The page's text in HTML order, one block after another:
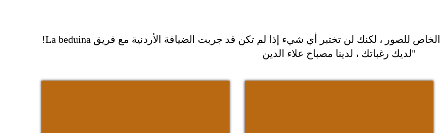
نرحب باستكشاف الأردن مع معرض La beduina الخاص للصور ، لكنك لن تختبر أي شيء إذا لم تكن قد جربت الضيافة الأردنية مع فريق La beduina!
"لديك رغباتك ، لدينا مصباح علاء الدين